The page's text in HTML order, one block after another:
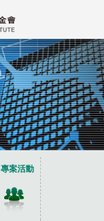
專案活動